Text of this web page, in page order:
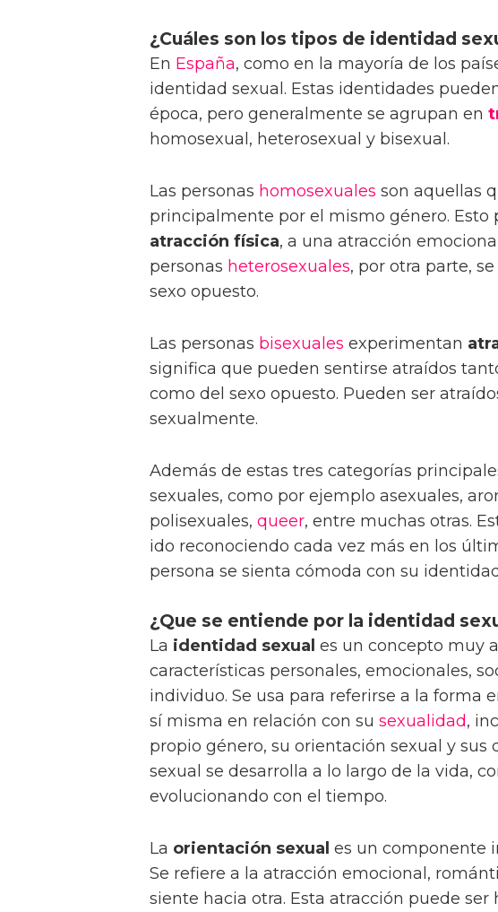
¿Cuáles son los tipos de identidad
En España, como en la mayoría de los
identidad sexual. Estas identidades
época, pero generalmente se agrupan en
homosexual, heterosexual y bisexual.
Las personas homosexuales son aquellas
principalmente por el mismo género. Esto
atracción física, a una atracción
personas heterosexuales, por otra parte,
sexo opuesto.
Las personas bisexuales experimentan
significa que pueden sentirse atraídos
como del sexo opuesto. Pueden ser
sexualmente.
Además de estas tres categorías
sexuales, como por ejemplo asexuales,
polisexuales, queer, entre muchas otras.
ido reconociendo cada vez más en los
persona se sienta cómoda con su
¿Que se entiende por la identidad
La identidad sexual es un concepto muy
características personales, emocionales,
individuo. Se usa para referirse a la forma
sí misma en relación con su sexualidad,
propio género, su orientación sexual y sus
sexual se desarrolla a lo largo de la vida,
evolucionando con el tiempo.
La orientación sexual es un componente
Se refiere a la atracción emocional,
siente hacia otra. Esta atracción puede